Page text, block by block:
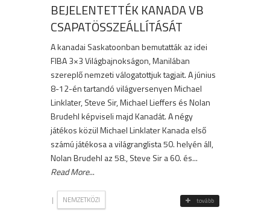
BEJELENTETTÉK KANADA VB
CSAPATÖSSZEÁLLÍTÁSÁT
A kanadai Saskatoonban bemutatták az idei
FIBA 3×3 Világbajnokságon, Manilában
szereplő nemzeti válogatottjuk tagjait. A június
8-12-én tartandó világversenyen Michael
Linklater, Steve Sir, Michael Lieffers és Nolan
Brudehl képviseli majd Kanadát. A négy
játékos közül Michael Linklater Kanada első
számú játékosa a világranglista 50. helyén áll,
Nolan Brudehl az 58., Steve Sir a 60. és...
Read More...
| NEMZETKÖZI tovább